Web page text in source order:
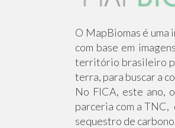
O MapBiomas é uma
com base em
território brasileiro
terra, para buscar a
No FICA, este ano,
parceria com a
sequestro de